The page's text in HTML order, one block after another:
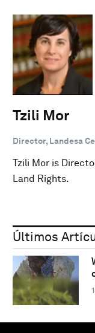
Tzili Mor
Director, Landesa
Tzili Mor is
Land Rights.
Últimos